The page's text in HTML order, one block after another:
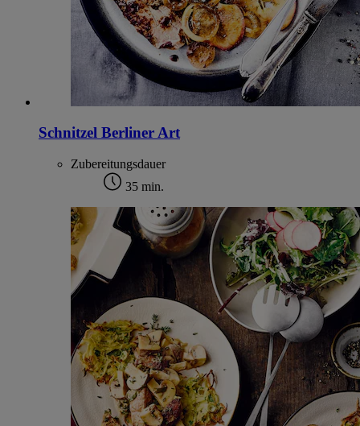
Schnitzel Berliner Art
Zubereitungsdauer
35 min.